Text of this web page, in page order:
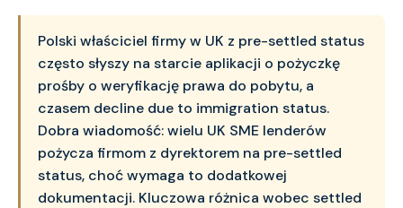
Polski właściciel firmy w UK z pre-settled status
często słyszy na starcie aplikacji o pożyczkę
prośby o weryfikację prawa do pobytu, a
czasem decline due to immigration status.
Dobra wiadomość: wielu UK SME lenderów
pożycza firmom z dyrektorem na pre-settled
status, choć wymaga to dodatkowej
dokumentacji. Kluczowa różnica wobec settled